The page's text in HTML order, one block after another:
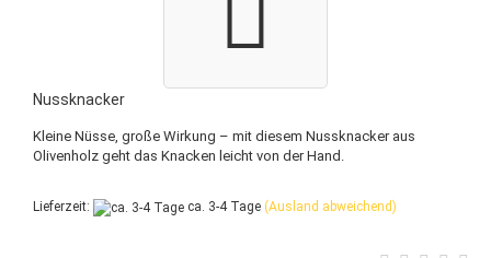
Nussknacker
Kleine Nüsse, große Wirkung – mit diesem Nussknacker aus
Olivenholz geht das Knacken leicht von der Hand.
Lieferzeit: ca. 3-4 Tage (Ausland abweichend)